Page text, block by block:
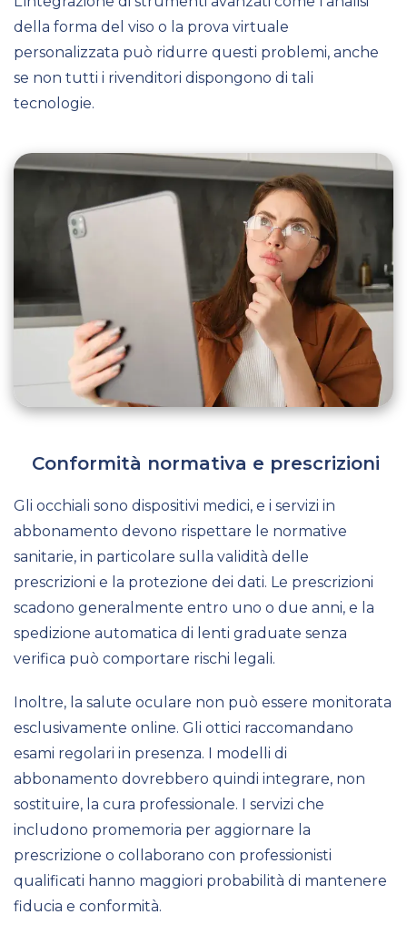
della forma del viso o la prova virtuale
personalizzata può ridurre questi problemi, anche
se non tutti i rivenditori dispongono di tali
tecnologie.
Conformità normativa e prescrizioni
Gli occhiali sono dispositivi medici, e i servizi in
abbonamento devono rispettare le normative
sanitarie, in particolare sulla validità delle
prescrizioni e la protezione dei dati. Le prescrizioni
scadono generalmente entro uno o due anni, e la
spedizione automatica di lenti graduate senza
verifica può comportare rischi legali.
Inoltre, la salute oculare non può essere monitorata
esclusivamente online. Gli ottici raccomandano
esami regolari in presenza. I modelli di
abbonamento dovrebbero quindi integrare, non
sostituire, la cura professionale. I servizi che
includono promemoria per aggiornare la
prescrizione o collaborano con professionisti
qualificati hanno maggiori probabilità di mantenere
fiducia e conformità.